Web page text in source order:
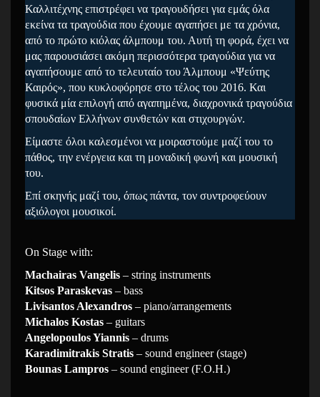
Καλλιτέχνης επιστρέφει να τραγουδήσει για εμάς όλα
εκείνα τα τραγούδια που έχουμε αγαπήσει με τα χρόνια,
από το πρώτο κιόλας άλμπουμ του. Αυτή τη φορά, έχει να
μας παρουσιάσει ακόμη περισσότερα τραγούδια για να
αγαπήσουμε από το τελευταίο του Άλμπουμ «Ψεύτης
Καιρός», που κυκλοφόρησε στο τέλος του 2016. Και
φυσικά μία επιλογή από αγαπημένα, διαχρονικά τραγούδια
σπουδαίων Ελλήνων συνθετών και στιχουργών.
Είμαστε όλοι καλεσμένοι να μοιραστούμε μαζί του το
πάθος, την ενέργεια και τη μοναδική φωνή και μουσική
του.
Επί σκηνής μαζί του, όπως πάντα, τον συντροφεύουν
αξιόλογοι μουσικοί.
On Stage with:
Machairas Vangelis – string instruments
Kitsos Paraskevas – bass
Livisantos Alexandros – piano/arrangements
Michalos Kostas – guitars
Angelopoulos Yiannis – drums
Karadimitrakis Stratis – sound engineer (stage)
Bounas Lampros – sound engineer (F.O.H.)